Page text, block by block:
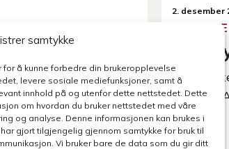
samtykke
å kunne forbedre din brukeropplevelse
levere sosiale mediefunksjoner, samt å
innhold på og utenfor dette nettstedet. Dette
om hvordan du bruker nettstedet med våre
og analyse. Denne informasjonen kan brukes i
gjort tilgjengelig gjennom samtykke for bruk til
Vi bruker bare de data som du gir ditt
kraftfôr rasjonen i
Husk også å
også når du
2. desember
Slik
din Lely